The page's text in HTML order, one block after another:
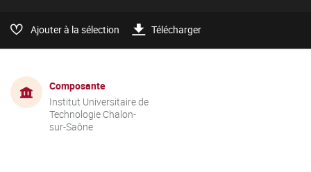
Ajouter à la sélection Télécharger
Composante
Institut Universitaire de
Technologie Chalon-
sur-Saône